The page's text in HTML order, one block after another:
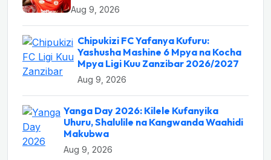
Aug 9, 2026
Chipukizi FC Yafanya Kufuru:
Yashusha Mashine 6 Mpya na Kocha
Mpya Ligi Kuu Zanzibar 2026/2027
Aug 9, 2026
Yanga Day 2026: Kilele Kufanyika
Uhuru, Shalulile na Kangwanda Waahidi
Makubwa
Aug 9, 2026